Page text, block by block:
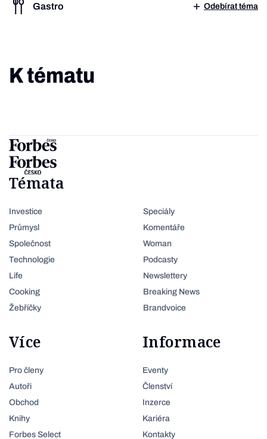
Gastro Odebírat téma
K tématu
Témata
Investice
Průmysl
Společnost
Technologie
Life
Cooking
Žebříčky
Speciály
Komentáře
Woman
Podcasty
Newslettery
Breaking News
Brandvoice
Více
Pro členy
Autoři
Obchod
Knihy
Forbes Select
Informace
Eventy
Členství
Inzerce
Kariéra
Kontakty